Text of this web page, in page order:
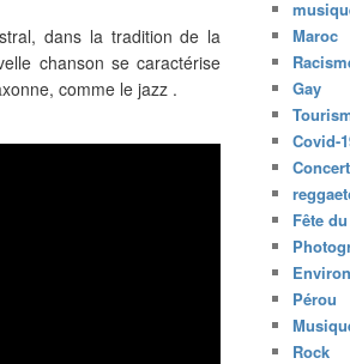
dans la tradition de la
chanson se caractérise
comme le jazz .
Maroc
Gay
Covid-
Concert
Fête
Pérou
Rock